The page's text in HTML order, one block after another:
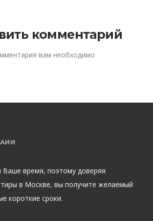
комментарий
вам необходимо
время, поэтому доверяя
в Москве, вы получите желаемый
короткие сроки.